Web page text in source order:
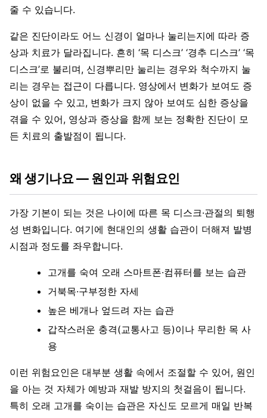
줄 수 있습니다.
같은 진단이라도 어느 신경이 얼마나 눌리는지에 따라 증
상과 치료가 달라집니다. 흔히 ‘목 디스크’ ‘경추 디스크’ ‘목
디스크’로 불리며, 신경뿌리만 눌리는 경우와 척수까지 눌
리는 경우는 접근이 다릅니다. 영상에서 변화가 보여도 증
상이 없을 수 있고, 변화가 크지 않아 보여도 심한 증상을
겪을 수 있어, 영상과 증상을 함께 보는 정확한 진단이 모
든 치료의 출발점이 됩니다.
왜 생기나요 — 원인과 위험요인
가장 기본이 되는 것은 나이에 따른 목 디스크·관절의 퇴행
성 변화입니다. 여기에 현대인의 생활 습관이 더해져 발병
시점과 정도를 좌우합니다.
고개를 숙여 오래 스마트폰·컴퓨터를 보는 습관
거북목·구부정한 자세
높은 베개나 엎드려 자는 습관
갑작스러운 충격(교통사고 등)이나 무리한 목 사
용
이런 위험요인은 대부분 생활 속에서 조절할 수 있어, 원인
을 아는 것 자체가 예방과 재발 방지의 첫걸음이 됩니다.
특히 오래 고개를 숙이는 습관은 자신도 모르게 매일 반복